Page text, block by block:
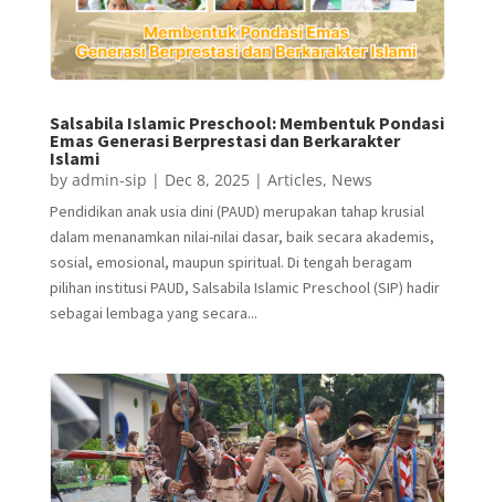
Salsabila Islamic Preschool: Membentuk Pondasi
Emas Generasi Berprestasi dan Berkarakter
Islami
by admin-sip | Dec 8, 2025| Articles, News
Pendidikan anak usia dini (PAUD) merupakan tahap krusial
dalam menanamkan nilai-nilai dasar, baik secara akademis,
sosial, emosional, maupun spiritual. Di tengah beragam
pilihan institusi PAUD, Salsabila Islamic Preschool (SIP) hadir
sebagai lembaga yang secara...